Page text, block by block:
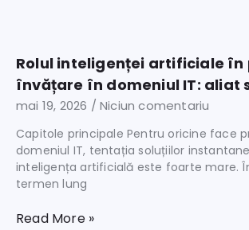
Rolul inteligenței artificiale în
învățare în domeniul IT: aliat
mai 19, 2026 Niciun comentariu
Capitole principale Pentru oricine face
domeniul IT, tentația soluțiilor
inteligența artificială este foarte mare.
termen lung
Read More »